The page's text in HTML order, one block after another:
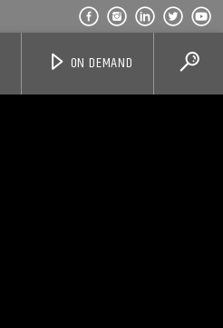
ON DEMAND